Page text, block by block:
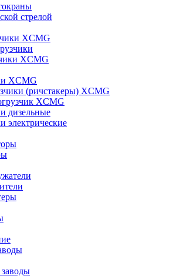
стрелой
XCMG
XCMG
XCMG
(ричстакеры) XCMG
XCMG
дизельные
электрические